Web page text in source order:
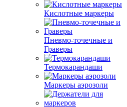
Кислотные маркеры
Пневмо-точечные и
Граверы
Термокарандаши
Маркеры аэрозоли